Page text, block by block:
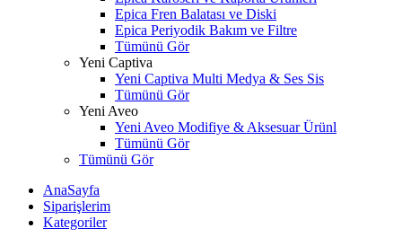
Epica Fren Balatası ve Diski
Epica Periyodik Bakım ve Filtre
Tümünü Gör
Yeni Captiva
Yeni Captiva Multi Medya & Ses Sis
Tümünü Gör
Yeni Aveo
Yeni Aveo Modifiye & Aksesuar Ürünl
Tümünü Gör
Tümünü Gör
AnaSayfa
Siparişlerim
Kategoriler